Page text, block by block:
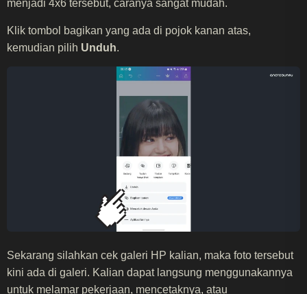
menjadi 4x6 tersebut, caranya sangat mudah.
Klik tombol bagikan yang ada di pojok kanan atas,
kemudian pilih Unduh.
Sekarang silahkan cek galeri HP kalian, maka foto tersebut
kini ada di galeri. Kalian dapat langsung menggunakannya
untuk melamar pekerjaan, mencetaknya, atau